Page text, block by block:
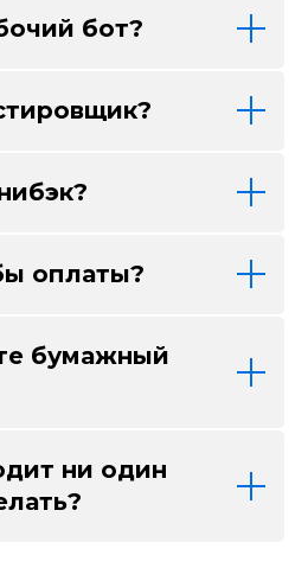
бот?
оплаты?
бумажный
ни один